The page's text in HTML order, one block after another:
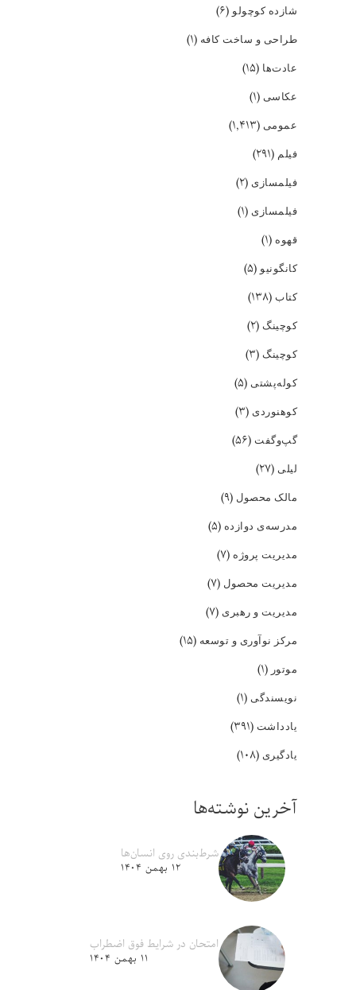
شازده کوچولو(۶)
طراحی و ساخت کافه (۱)
عادت‌ها (۱۵)
عکاسی (۱)
عمومی (۱,۴۱۳)
فیلم (۲۹۱)
فیلمسازی (۲)
فیلمسازی (۱)
قهوه (۱)
کانگونیو(۵)
کتاب (۱۳۸)
کوچینگ (۲)
کوچینگ (۳)
کوله‌پشتی (۵)
کوهنوردی (۳)
گپ‌و‌گفت (۵۶)
لیلی (۲۷)
مالک محصول (۹)
مدرسه‌ی دوازده (۵)
مدیریت پروژه (۷)
مدیریت محصول (۷)
مدیریت و رهبری (۷)
مرکز نوآوری و توسعه (۱۵)
موتور (۱)
نویسندگی (۱)
یادداشت (۳۹۱)
یادگیری (۱۰۸)
آخرین نوشته‌ها
شرط‌بندی روی انسان‌ها
۱۲ بهمن ۱۴۰۴
امتحان در شرایط فوق اضطراب
۱۱ بهمن ۱۴۰۴